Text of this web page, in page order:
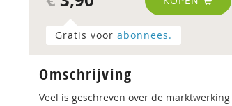
Gratis voor abonnees.
Omschrijving
Veel is geschreven over de